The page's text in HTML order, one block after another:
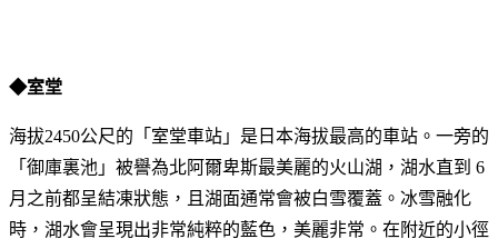
◆室堂
海拔2450公尺的「室堂車站」是日本海拔最高的車站。一旁的
「御庫裏池」被譽為北阿爾卑斯最美麗的火山湖，湖水直到 6
月之前都呈結凍狀態，且湖面通常會被白雪覆蓋。冰雪融化
時，湖水會呈現出非常純粹的藍色，美麗非常。在附近的小徑